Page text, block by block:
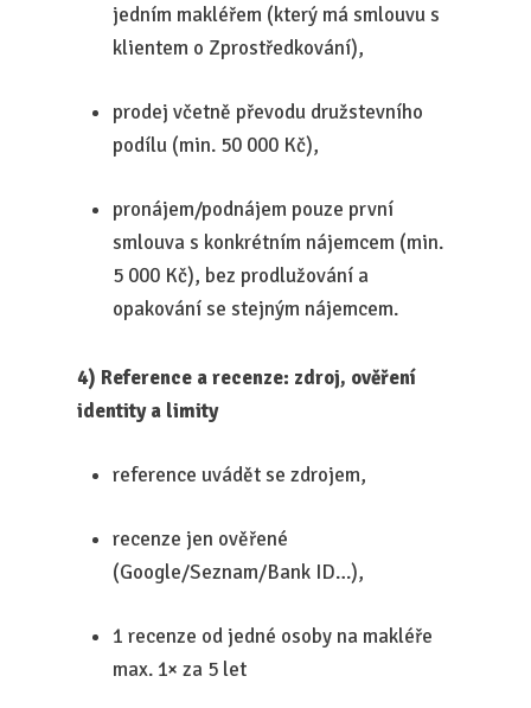
jedním makléřem (který má smlouvu s
klientem o Zprostředkování),
prodej včetně převodu družstevního
podílu (min. 50 000 Kč),
pronájem/podnájem pouze první
smlouva s konkrétním nájemcem (min.
5 000 Kč), bez prodlužování a
opakování se stejným nájemcem.
4) Reference a recenze: zdroj, ověření
identity a limity
reference uvádět se zdrojem,
recenze jen ověřené
(Google/Seznam/Bank ID…),
1 recenze od jedné osoby na makléře
max. 1× za 5 let